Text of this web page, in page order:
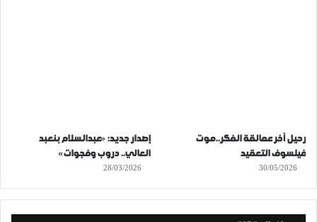
رحيل آخر عمالقة الفكر..موت
فيلسوف التعقيد
30/05/2026
إصدار جديد: «عبدالسلام بنعبد
العالي.. دروب وفجوات»
28/03/2026